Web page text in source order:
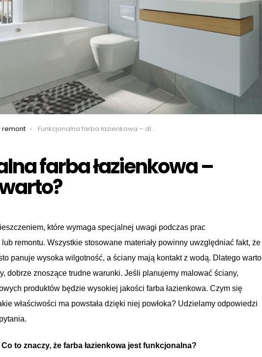
remont
Funkcjonalna farba łazienkowa – dlaczego warto?
farba łazienkowa –
które wymaga specjalnej uwagi podczas prac
remontu. Wszystkie stosowane materiały powinny uwzględniać fakt, że
panuje wysoka wilgotność, a ściany mają kontakt z wodą. Dlatego warto
dobrze znoszące trudne warunki. Jeśli planujemy malować ściany,
produktów będzie wysokiej jakości farba łazienkowa. Czym się
właściwości ma powstała dzięki niej powłoka? Udzielamy odpowiedzi
Co to znaczy, że farba łazienkowa jest funkcjonalna?